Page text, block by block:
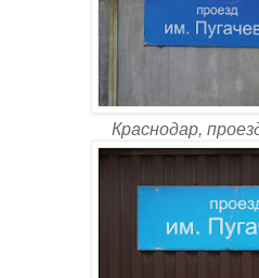
Краснодар,